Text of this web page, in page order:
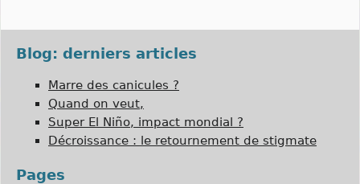
Blog: derniers articles
Marre des canicules ?
Quand on veut,
Super El Niño, impact mondial ?
Décroissance : le retournement de stigmate
Pages